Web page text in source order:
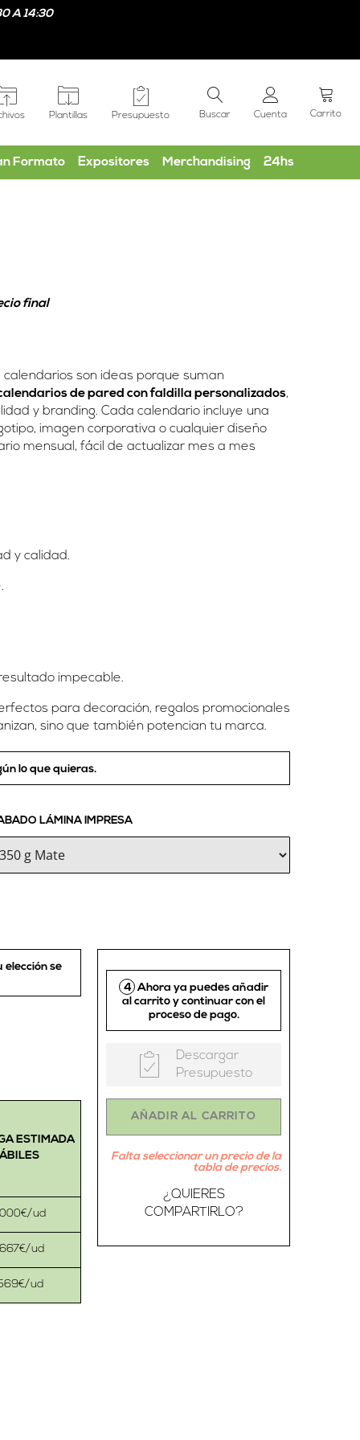
A 14:30
Plantillas Presupuesto Buscar Cuenta Carrito
Formato Expositores Merchandising 24hs
final
calendarios son ideas porque suman
de pared con faldilla personalizados,
y branding. Cada calendario incluye una
imagen corporativa o cualquier diseño
mensual, fácil de actualizar mes a mes
y calidad.
impecable.
para decoración, regalos promocionales
sino que también potencian tu marca.
lo que quieras.
LÁMINA IMPRESA
elección se
ESTIMADA
ud
ud
ud
4 Ahora ya puedes añadir
al carrito y continuar con el
proceso de pago.
Descargar
Presupuesto
AÑADIR AL CARRITO
Falta seleccionar un precio de la
tabla de precios.
¿QUIERES
COMPARTIRLO?